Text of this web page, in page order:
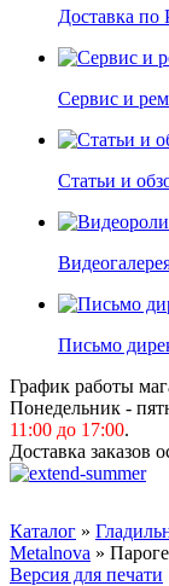
Доставка по
Сервис и
Статьи и
Письмо
График работы
Понедельник -
11:00 до 17:00.
Доставка заказов
Каталог »
Metalnova »
Версия для печати